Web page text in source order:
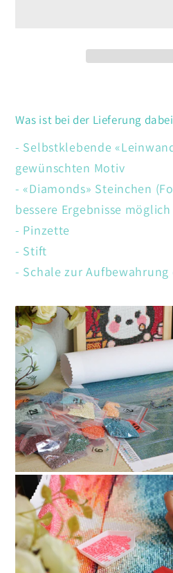
Was ist bei der Lieferung
- Selbstklebende
gewünschten Motiv
- «Diamonds» Steinchen
bessere Ergebnisse
- Pinzette
- Stift
- Schale zur Aufbewahrung